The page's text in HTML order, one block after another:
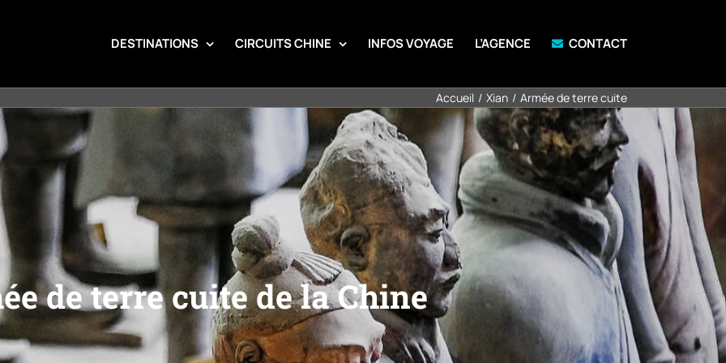
DESTINATIONS CIRCUITS CHINE INFOS VOYAGE L’AGENCE CONTACT
Accueil Xian Armée de terre cuite
de terre cuite de la Chine